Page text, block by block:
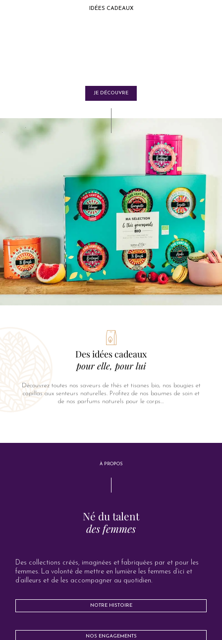
IDÉES CADEAUX
JE DÉCOUVRE
Des idées cadeaux
pour elle, pour lui
Découvrez toutes nos saveurs de thés et tisanes bio, nos bougies et
capillas aux senteurs naturelles. Profitez de nos baumes de soin et
de nos parfums naturels pour le corps…
À PROPOS
Né du talent
des femmes
Des collections créés, imaginées et fabriquées par et pour les
femmes. La volonté de mettre en lumière les femmes d’ici et
d’ailleurs et de les accompagner au quotidien.
NOTRE HISTOIRE
NOS ENGAGEMENTS